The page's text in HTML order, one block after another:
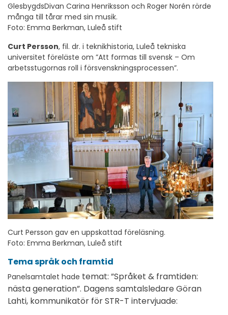
GlesbygdsDivan Carina Henriksson och Roger Norén rörde
många till tårar med sin musik.
Foto: Emma Berkman, Luleå stift
Curt Persson, fil. dr. i teknikhistoria, Luleå tekniska
universitet föreläste om ”Att formas till svensk – Om
arbetsstugornas roll i försvenskningsprocessen”.
Curt Persson gav en uppskattad föreläsning.
Foto: Emma Berkman, Luleå stift
Tema språk och framtid
Panelsamtalet hade temat: ”Språket & framtiden:
nästa generation”. Dagens samtalsledare Göran
Lahti, kommunikatör för STR-T intervjuade: